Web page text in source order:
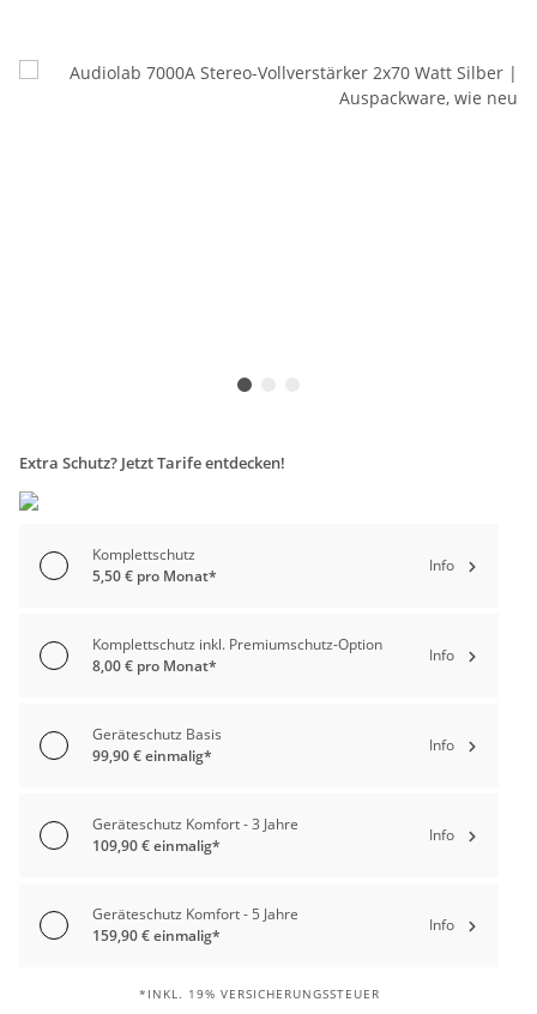
Extra Schutz? Jetzt Tarife entdecken!
Komplettschutz
5,50 € pro Monat*
Info
Komplettschutz inkl. Premiumschutz-Option
8,00 € pro Monat*
Info
Geräteschutz Basis
99,90 € einmalig*
Info
Geräteschutz Komfort - 3 Jahre
109,90 € einmalig*
Info
Geräteschutz Komfort - 5 Jahre
159,90 € einmalig*
Info
*INKL. 19% VERSICHERUNGSSTEUER